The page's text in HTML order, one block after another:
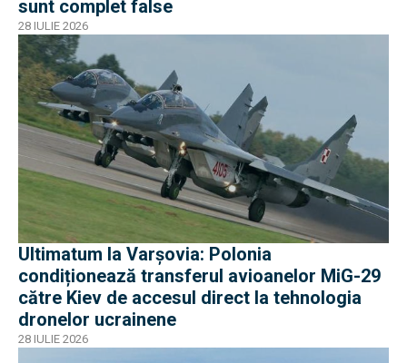
sunt complet false
28 IULIE 2026
Ultimatum la Varșovia: Polonia
condiționează transferul avioanelor MiG-29
către Kiev de accesul direct la tehnologia
dronelor ucrainene
28 IULIE 2026